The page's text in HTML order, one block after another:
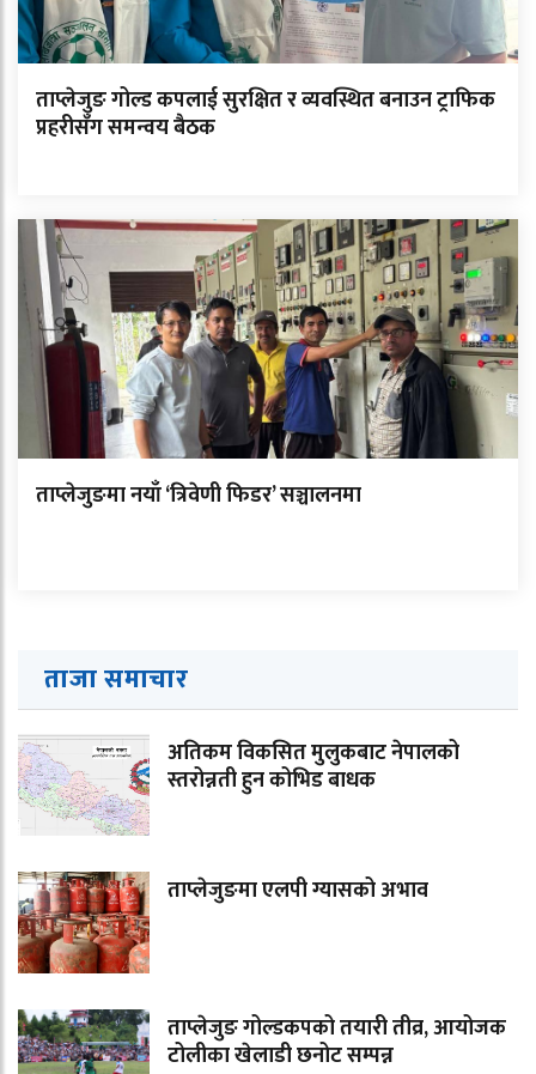
ताप्लेजुङ गोल्ड कपलाई सुरक्षित र व्यवस्थित बनाउन ट्राफिक
प्रहरीसँग समन्वय बैठक
ताप्लेजुङमा नयाँ ‘त्रिवेणी फिडर’ सञ्चालनमा
ताजा समाचार
अतिकम विकसित मुलुकबाट नेपालको
स्तरोन्नती हुन कोभिड बाधक
ताप्लेजुङमा एलपी ग्यासको अभाव
ताप्लेजुङ गोल्डकपको तयारी तीव्र, आयोजक
टोलीका खेलाडी छनोट सम्पन्न